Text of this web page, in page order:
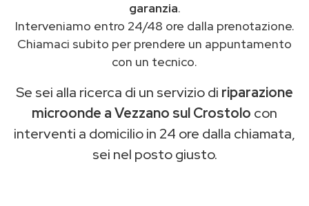
garanzia.
Interveniamo entro 24/48 ore dalla prenotazione.
Chiamaci subito per prendere un appuntamento
con un tecnico.
Se sei alla ricerca di un servizio di riparazione
microonde a Vezzano sul Crostolo con
interventi a domicilio in 24 ore dalla chiamata,
sei nel posto giusto.